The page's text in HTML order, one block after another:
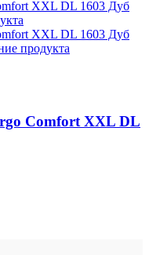
Comfort XXL DL